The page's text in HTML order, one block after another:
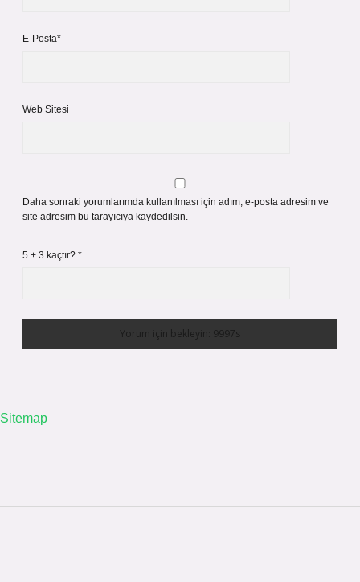
E-Posta*
Web Sitesi
Daha sonraki yorumlarımda kullanılması için adım, e-posta adresim ve
site adresim bu tarayıcıya kaydedilsin.
5 + 3 kaçtır? *
Sitemap